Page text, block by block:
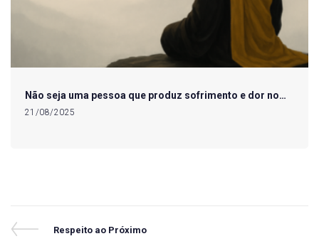
Não seja uma pessoa que produz sofrimento e dor no…
21/08/2025
Navegação
Previous
Respeito ao Próximo